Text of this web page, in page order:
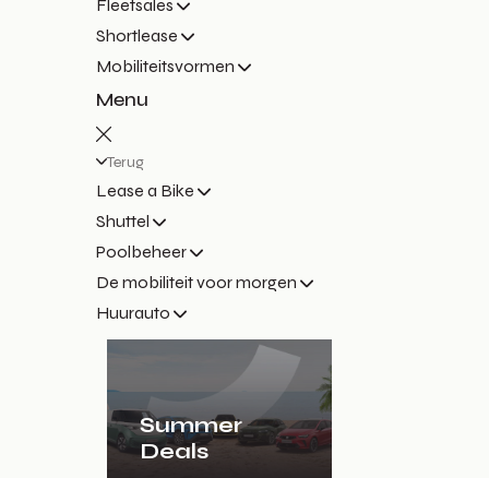
Fleetsales
Shortlease
Mobiliteitsvormen
Menu
Terug
Lease a Bike
Shuttel
Poolbeheer
De mobiliteit voor morgen
Huurauto
Summer
Deals